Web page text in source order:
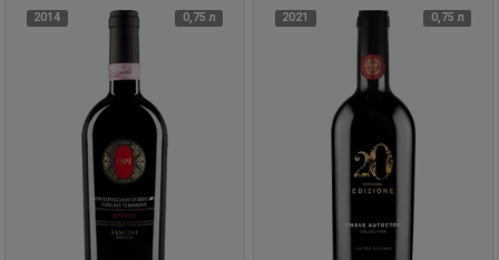
2014 0,75 л 2021 0,75 л